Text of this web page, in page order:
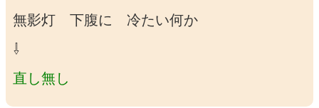
無影灯 下腹に 冷たい何か
⇩
直し無し